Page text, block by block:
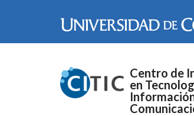
Centro de
en